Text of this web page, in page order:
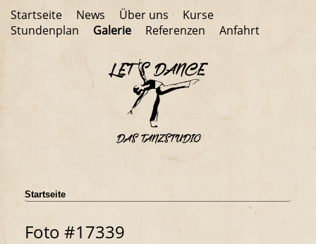
Startseite News Über uns
Kurse
Stundenplan
Galerie Referenzen Anfahrt
Startseite
Foto #17339